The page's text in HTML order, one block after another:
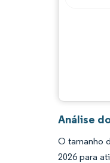
Análise
O tamanho
2026 para